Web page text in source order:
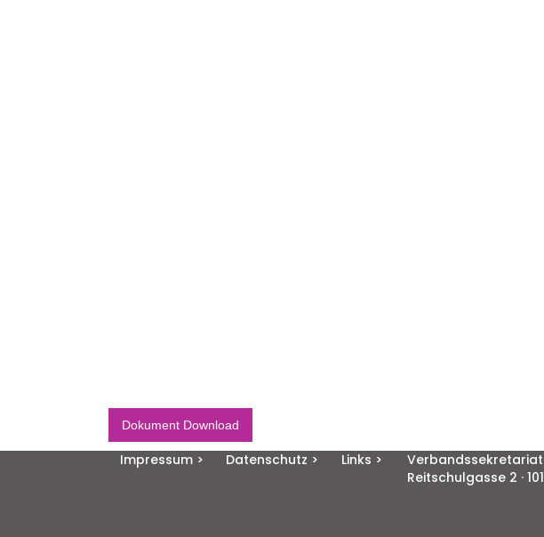
Dokument Download
Impressum > Datenschutz > Links >
Reitschulgasse 2 ·